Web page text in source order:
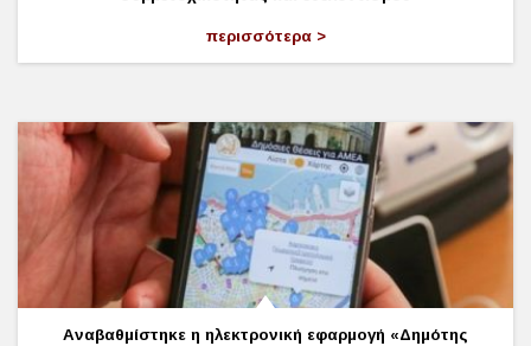
περισσότερα
Αναβαθμίστηκε η ηλεκτρονική εφαρμογή «Δημότης